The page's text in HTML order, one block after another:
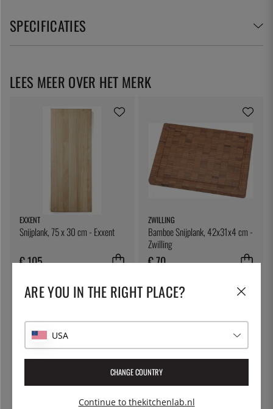
SPECIFICATIES
EXXENT
Snijplank, 75 x 30 cm - Exxent
€ 105
ZWILLING
Bamboe Snijplank, 42x31x4 cm -
Zwilling
€ 70
MERX
LEES MEER OVER HET MERK
ARE YOU IN THE RIGHT PLACE?
USA
CHANGE COUNTRY
Continue to thekitchenlab.nl